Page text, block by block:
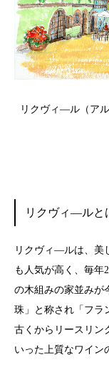
リクヴィ―ル（ア
リクヴィ―ルと
リクヴィ―ルは、美
も人気が高く、毎年
の木組みの家並みが
珠」と称され「フラ
古くからリースリン
いった上質なワイン